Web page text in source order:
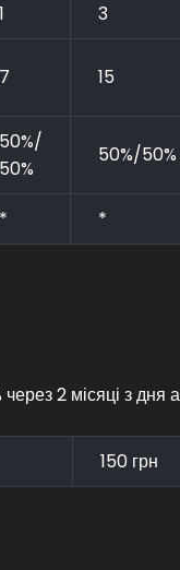
1 3
7 15
50%/
50%
50%/50%
* *
2 місяці з дня
150 грн